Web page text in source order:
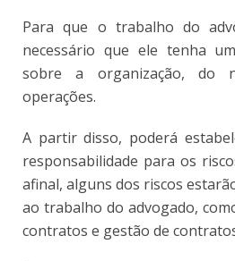
Para que o trabalho do
necessário que ele tenha
sobre a organização, do
operações.
A partir disso, poderá
responsabilidade para os
afinal, alguns dos riscos
ao trabalho do advogado,
contratos e gestão de